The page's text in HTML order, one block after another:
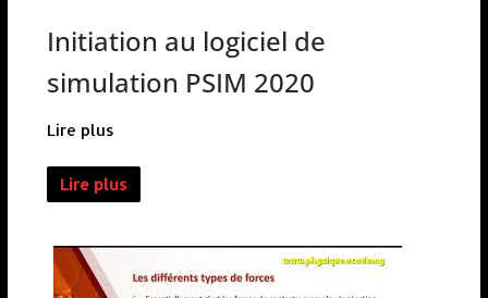
Initiation au logiciel de
simulation PSIM 2020
Lire plus
Lire plus